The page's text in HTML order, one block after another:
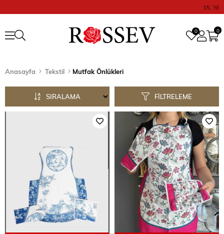
15. Yıl
0
0
Anasayfa Tekstil Mutfak Önlükleri
FILTRELEME
SIRALAMA